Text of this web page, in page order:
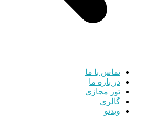
تماس با ما
در باره ما
تور مجازی
گالری
ویدئو